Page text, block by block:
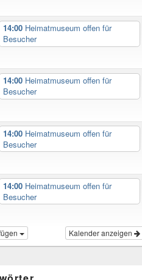
14:00 Heimatmuseum offen für
Besucher
14:00 Heimatmuseum offen für
Besucher
14:00 Heimatmuseum offen für
Besucher
14:00 Heimatmuseum offen für
Besucher
Kalender anzeigen